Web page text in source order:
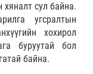
сул байна.
угсралтын
хохирол
буруутай бол
байна.